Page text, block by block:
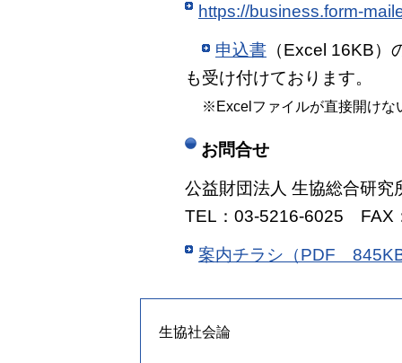
https://business.form-
申込書 （Excel 16KB
も受け付けております。
※Excelファイルが直接開けな
お問合せ
公益財団法人 生協総合研
TEL：03-5216-6025 FAX
案内チラシ（PDF
生協社会論